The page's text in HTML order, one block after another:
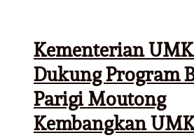
Kementerian
Dukung Program
Parigi Moutong
Kembangkan